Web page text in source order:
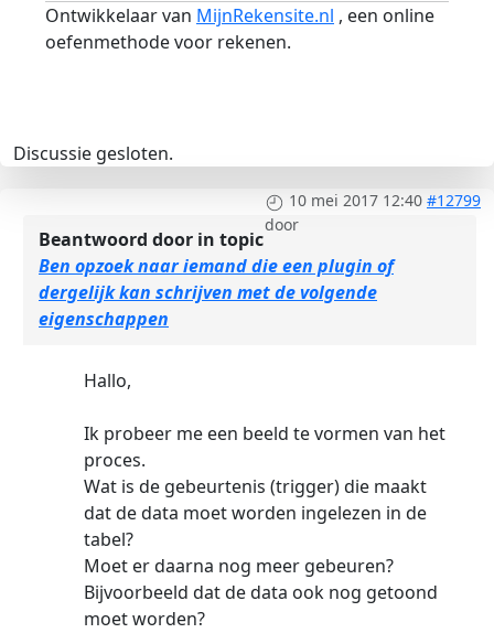
Ontwikkelaar van MijnRekensite.nl , een online
oefenmethode voor rekenen.
Discussie gesloten.
10 mei 2017 12:40 #12799
door
Beantwoord door in topic
Ben opzoek naar iemand die een plugin of
dergelijk kan schrijven met de volgende
eigenschappen
Hallo,
Ik probeer me een beeld te vormen van het
proces.
Wat is de gebeurtenis (trigger) die maakt
dat de data moet worden ingelezen in de
tabel?
Moet er daarna nog meer gebeuren?
Bijvoorbeeld dat de data ook nog getoond
moet worden?